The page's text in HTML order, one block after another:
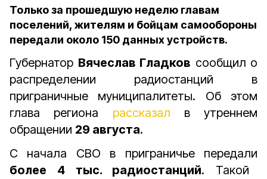
Только за прошедшую неделю главам
поселений, жителям и бойцам самообороны
передали около 150 данных устройств.
Губернатор Вячеслав Гладков сообщил о
распределении радиостанций в
приграничные муниципалитеты. Об этом
глава региона рассказал в утреннем
обращении 29 августа.
С начала СВО в приграничье передали
более 4 тыс. радиостанций. Такой